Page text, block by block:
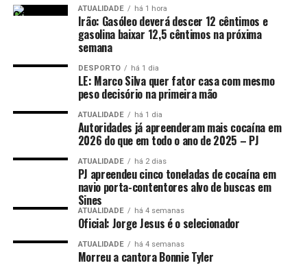
ATUALIDADE há 1 hora
Irão: Gasóleo deverá descer 12 cêntimos e
gasolina baixar 12,5 cêntimos na próxima
semana
DESPORTO há 1 dia
LE: Marco Silva quer fator casa com mesmo
peso decisório na primeira mão
ATUALIDADE há 1 dia
Autoridades já apreenderam mais cocaína em
2026 do que em todo o ano de 2025 – PJ
ATUALIDADE há 2 dias
PJ apreendeu cinco toneladas de cocaína em
navio porta-contentores alvo de buscas em
Sines
ATUALIDADE há 4 semanas
Oficial: Jorge Jesus é o selecionador
ATUALIDADE há 4 semanas
Morreu a cantora Bonnie Tyler